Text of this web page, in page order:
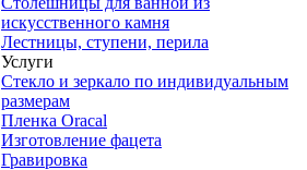
искусственного камня
Лестницы, ступени, перила
Услуги
Стекло и зеркало по индивидуальным
размерам
Пленка Oracal
Изготовление фацета
Гравировка